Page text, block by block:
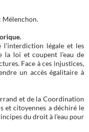
Mélenchon.
l’interdiction légale et les
la loi et coupent l’eau de
Face à ces injustices,
un accès égalitaire à
et de la Coordination
et citoyennes a déchiré le
du droit à l’eau pour